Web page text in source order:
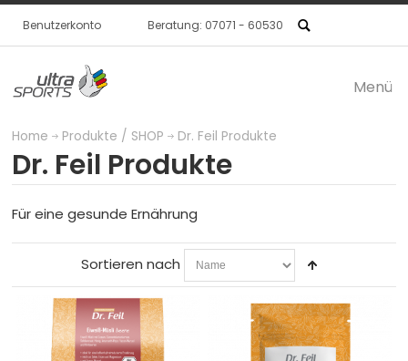
Benutzerkonto Beratung: 07071 - 60530
Menü
Produkte / SHOP
BASE
Basisernährung
PROTECTFür die
Home Produkte / SHOP Dr. Feil Produkte
Dr. Feil Produkte
Für eine gesunde Ernährung
Sortieren nach